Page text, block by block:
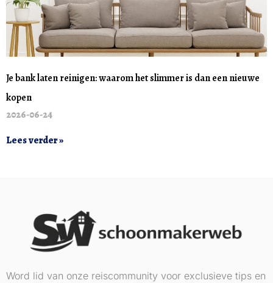
Je bank laten reinigen: waarom het slimmer is dan een nieuwe
kopen
2026-06-24
Lees verder »
Word lid van onze reiscommunity voor exclusieve tips en